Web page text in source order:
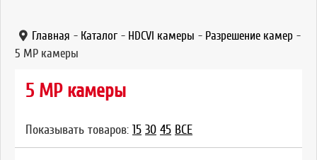
Главная - Каталог - HDCVI камеры - Разрешение камер -
5 MP камеры
5 MP камеры
Показывать товаров: 15 30 45 ВСЕ